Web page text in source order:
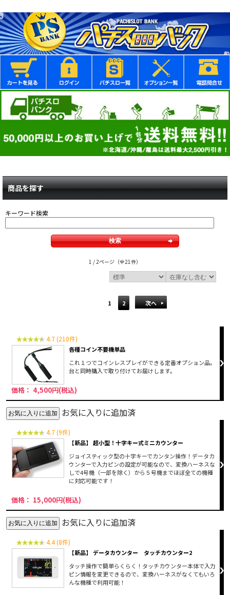
商品を探す
キーワード検索
1 / 2ページ （全21件）
1 2 次へ
4.7 (210件)
各種コイン不要機単品
これ１つでコインレスプレイができる定番オプション品。
台と同時購入で取り付けてお届けします。
価格： 4,500円(税込)
お気に入りに追加済
4.7 (9件)
【新品】 超小型！十字キー式ミニカウンター
ジョイスティック型の十字キーでカンタン操作！データカ
ウンターで入力ピンの設定が可能なので、変換ハーネスな
しで4号機（一部を除く）から５号機までほぼ全ての機種
に対応可能です！
価格： 15,000円(税込)
お気に入りに追加済
4.4 (8件)
【新品】 データカウンター タッチカウンター2
タッチ操作で簡単らくらく！タッチカウンター本体で入力
ピン情報を変更できるので、変換ハーネスがなくてもいろ
んな機種で利用可能！